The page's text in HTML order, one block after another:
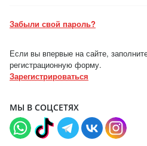
Забыли свой пароль?
Если вы впервые на сайте,
регистрационную форму.
Зарегистрироваться
МЫ В СОЦСЕТЯХ